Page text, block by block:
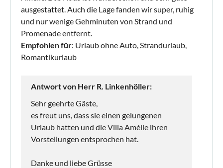
ausgestattet. Auch die Lage fanden wir super, ruhig
und nur wenige Gehminuten von Strand und
Promenade entfernt.
Empfohlen für: Urlaub ohne Auto, Strandurlaub,
Romantikurlaub
Antwort von Herr R. Linkenhöller:
Sehr geehrte Gäste,
es freut uns, dass sie einen gelungenen
Urlaub hatten und die Villa Amélie ihren
Vorstellungen entsprochen hat.
Danke und liebe Grüsse